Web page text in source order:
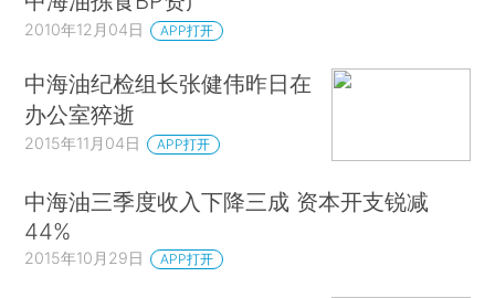
2010年12月04日 APP打开
中海油纪检组长张健伟昨日在
办公室猝逝
2015年11月04日 APP打开
中海油三季度收入下降三成 资本开支锐减
44%
2015年10月29日 APP打开